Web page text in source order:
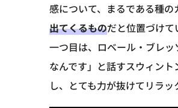
感について、まるである種
出てくるものだと位置づけて
一つ目は、ロベール・ブレ
なんです」と話すスウィン
し、とても力が抜けてリラッ